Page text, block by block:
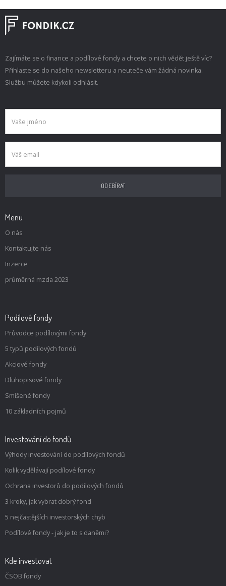
Zajímáte se o finance a podílové fondy a chcete o nich vědět ještě víc?
Přihlaste se do našeho newsletteru a neuteče vám žádná novinka.
Službu můžete kdykoli odhlásit.
Menu
O nás
Kontaktujte nás
Inzerce
průměrná mzda 2023
Podílové fondy
Průvodce podílovými fondy
5 typů podílových fondů
Akciové fondy
Dluhopisové fondy
Smíšené fondy
10 základních pojmů
Investování do fondů
Výhody investování do podílových fondů
Kolik vydělávají podílové fondy
Ochrana investorů do podílových fondů
3 kroky, jak vybrat dobrý fond
5 nejčastějších investorských chyb
Podílové fondy - jak je to s daněmi?
Kde investovat
ČSOB fondy